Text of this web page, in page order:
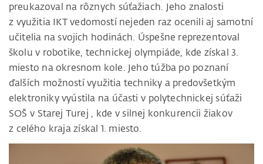
preukazoval na rôznych súťažiach. Jeho znalosti
z využitia IKT vedomostí nejeden raz ocenili aj samotní
učitelia na svojich hodinách. Úspešne reprezentoval
školu v robotike, technickej olympiáde, kde získal 3.
miesto na okresnom kole. Jeho túžba po poznaní
ďalších možností využitia techniky a predovšetkým
elektroniky vyústila na účasti v polytechnickej súťaži
SOŠ v Starej Turej , kde v silnej konkurencii žiakov
z celého kraja získal 1. miesto.